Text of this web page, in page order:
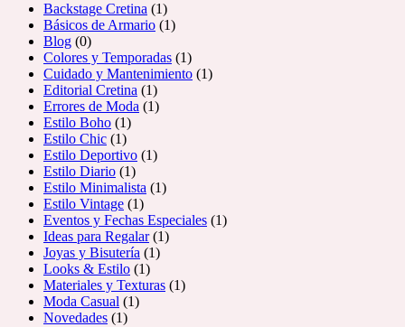
Backstage Cretina (1)
Básicos de Armario (1)
Blog (0)
Colores y Temporadas (1)
Cuidado y Mantenimiento (1)
Editorial Cretina (1)
Errores de Moda (1)
Estilo Boho (1)
Estilo Chic (1)
Estilo Deportivo (1)
Estilo Diario (1)
Estilo Minimalista (1)
Estilo Vintage (1)
Eventos y Fechas Especiales (1)
Ideas para Regalar(1)
Joyas y Bisutería (1)
Looks & Estilo (1)
Materiales y Texturas (1)
Moda Casual (1)
Novedades (1)